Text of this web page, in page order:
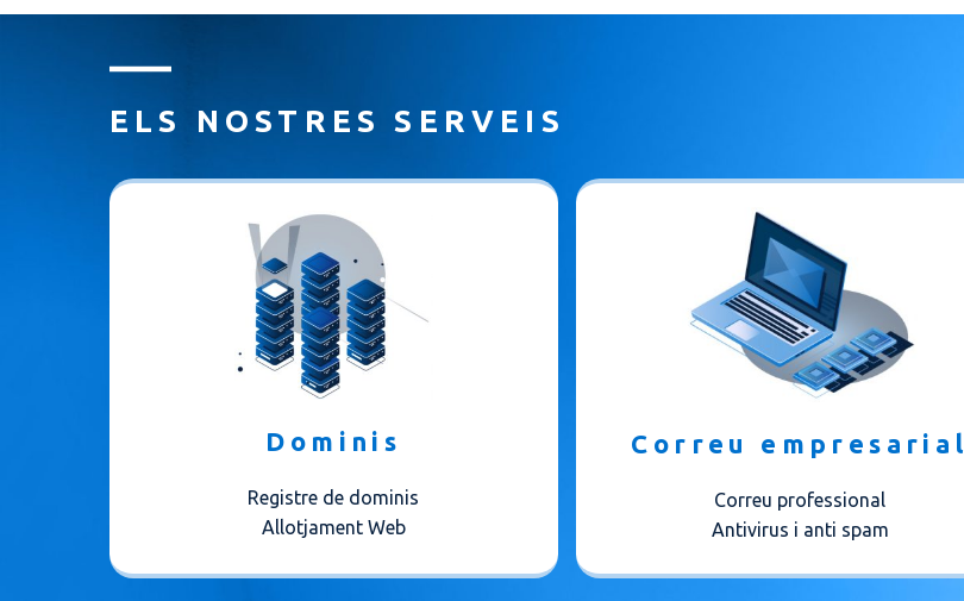
ELS NOSTRES SERVEIS
Dominis
Registre de dominis
Allotjament Web
Correu empresarial
Correu professional
Antivirus i anti spam